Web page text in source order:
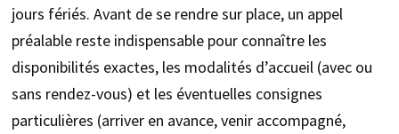
jours fériés. Avant de se rendre sur place, un appel
préalable reste indispensable pour connaître les
disponibilités exactes, les modalités d’accueil (avec ou
sans rendez-vous) et les éventuelles consignes
particulières (arriver en avance, venir accompagné,